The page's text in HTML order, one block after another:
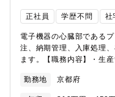
正社員 学歴不問 社
電子機器の心臓部である
注、納期管理、入庫処理
ます。【職務内容】・生
量と入荷品のチェックと
し。【募集背景】・組織
勤務地 京都府